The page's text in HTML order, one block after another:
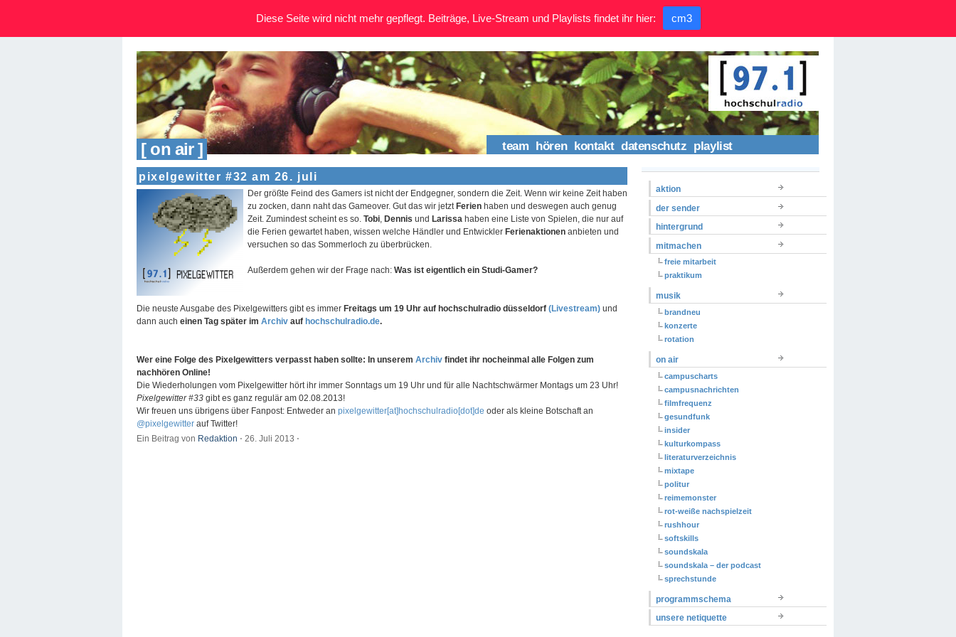
[ on air ] team hören kontakt datenschutz playlist
pixelgewitter #32 am 26. juli
Der größte Feind des Gamers ist nicht der Endgegner, sondern die Zeit. Wenn wir keine Zeit haben
zu zocken, dann naht das Gameover. Gut das wir jetztFerien haben und deswegen auch genug
Zeit. Zumindest scheint es so. Tobi, Dennis und Larissa haben eine Liste von Spielen, die nur auf
die Ferien gewartet haben, wissen welche Händler und Entwickler Ferienaktionen anbieten und
versuchen so das Sommerloch zu überbrücken.
Außerdem gehen wir der Frage nach: Was ist eigentlich ein Studi-Gamer?
Die neuste Ausgabe des Pixelgewitters gibt es immer Freitags um 19 Uhr auf hochschulradio düsseldorf (Livestream) und
dann auch einen Tag später im Archiv auf hochschulradio.de.
Wer eine Folge des Pixelgewitters verpasst haben sollte: In unserem Archiv findet ihr nocheinmal alle Folgen zum
nachhören Online!
Die Wiederholungen vom Pixelgewitter hört ihr immer Sonntags um 19 Uhr und für alle Nachtschwärmer Montags um 23 Uhr!
Pixelgewitter #33 gibt es ganz regulär am 02.08.2013!
Wir freuen uns übrigens über Fanpost: Entweder an pixelgewitter[at]hochschulradio[dot]de oder als kleine Botschaft an
@pixelgewitter auf Twitter!
Ein Beitrag von Redaktion ⋅ 26. Juli 2013 ⋅
aktion
der sender
hintergrund
mitmachen
freie mitarbeit
praktikum
musik
brandneu
konzerte
rotation
on air
campuscharts
campusnachrichten
filmfrequenz
gesundfunk
insider
kulturkompass
literaturverzeichnis
mixtape
politur
reimemonster
rot-weiße nachspielzeit
rushhour
softskills
soundskala
soundskala – der podcast
sprechstunde
programmschema
unsere netiquette
Diese Seite wird nicht mehr gepflegt. Beiträge, Live-Stream und Playlists findet ihr hier: cm3